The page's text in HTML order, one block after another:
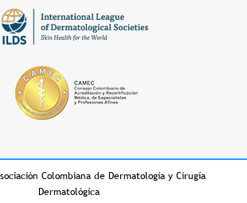
Colombiana de Dermatología y Cirugía
Dermatológica